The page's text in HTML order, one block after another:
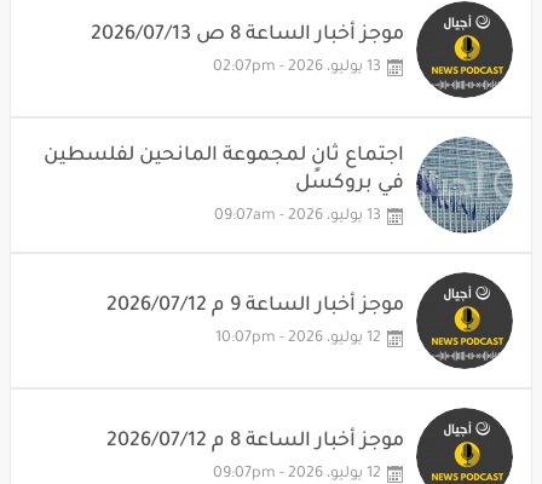
موجز أخبار الساعة 8 ص 2026/07/13
13 يوليو، 2026 - 02:07pm
اجتماع ثانٍ لمجموعة المانحين لفلسطين
في بروكسل
13 يوليو، 2026 - 09:07am
موجز أخبار الساعة 9 م 2026/07/12
12 يوليو، 2026 - 10:07pm
موجز أخبار الساعة 8 م 2026/07/12
12 يوليو، 2026 - 09:07pm